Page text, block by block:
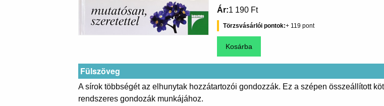
Ár 1 190 Ft
Törzsvásárlói pontok 119
Fülszöveg
A sírok többségét az elhunytak hozzátartozói gondozzák. Ez a szépen összeállított
rendszeres gondozák munkájához.